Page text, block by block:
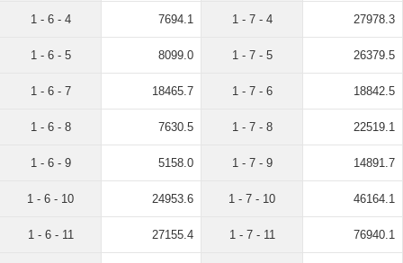
1 - 6 - 4 7694.1
1 - 6 - 5 8099.0
1 - 6 - 7 18465.7
1 - 6 - 8 7630.5
1 - 6 - 9 5158.0
1 - 6 - 10 24953.6
1 - 6 - 11 27155.4
1 - 7 - 4 27978.3
1 - 7 - 5 26379.5
1 - 7 - 6 18842.5
1 - 7 - 8 22519.1
1 - 7 - 9 14891.7
1 - 7 - 10 46164.1
1 - 7 - 11 76940.1